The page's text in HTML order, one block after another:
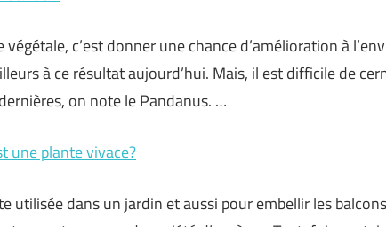
végétale, c’est donner une chance d’amélioration à
à ce résultat aujourd’hui. Mais, il est difficile de
on note le Pandanus. …
une plante vivace?
utilisée dans un jardin et aussi pour embellir les